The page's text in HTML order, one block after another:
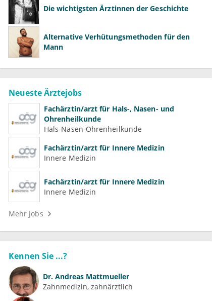
Die wichtigsten Ärztinnen der Geschichte
Alternative Verhütungsmethoden für den
Mann
Neueste Ärztejobs
Fachärztin/arzt für Hals-, Nasen- und
Ohrenheilkunde
Hals-Nasen-Ohrenheilkunde
Fachärztin/arzt für Innere Medizin
Innere Medizin
Fachärztin/arzt für Innere Medizin
Innere Medizin
Mehr Jobs
Kennen Sie ...?
Dr. Andreas Mattmueller
Zahnmedizin, zahnärztlich